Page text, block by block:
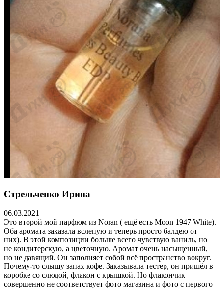
Стрельченко Ирина
06.03.2021
Это второй мой парфюм из Noran ( ещё есть Moon 1947 White).
Оба аромата заказала вслепую и теперь просто балдею от
них). В этой композиции больше всего чувствую ваниль, но
не кондитерскую, а цветочную. Аромат очень насыщенный,
но не давящий. Он заполняет собой всё пространство вокруг.
Почему-то слышу запах кофе. Заказывала тестер, он пришёл в
коробке со слюдой, флакон с крышкой. Но флакончик
совершенно не соответствует фото магазина и фото с первого